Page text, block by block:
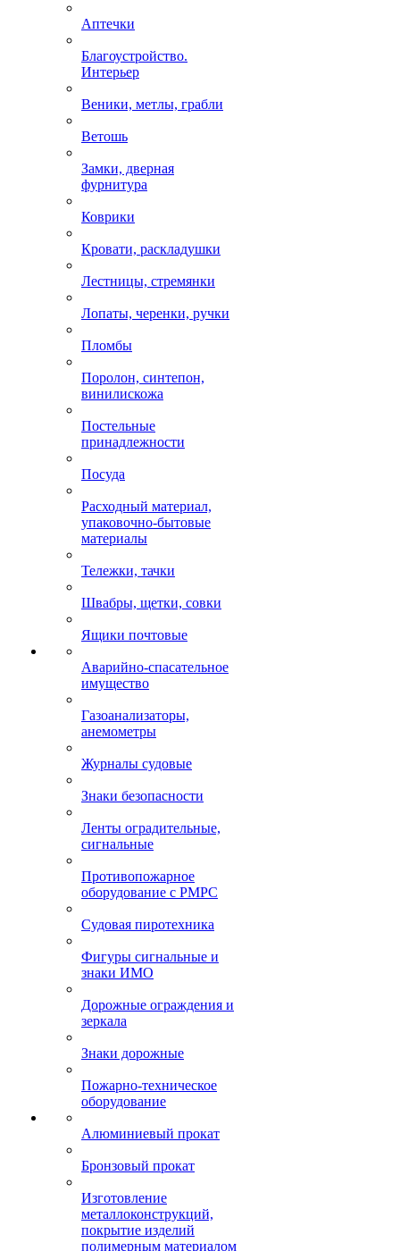
Аптечки
Благоустройство.
Интерьер
Веники, метлы, грабли
Ветошь
Замки, дверная
фурнитура
Коврики
Кровати, раскладушки
Лестницы, стремянки
Лопаты, черенки, ручки
Пломбы
Поролон, синтепон,
винилискожа
Постельные
принадлежности
Посуда
Расходный материал,
упаковочно-бытовые
материалы
Тележки, тачки
Швабры, щетки, совки
Ящики почтовые
Аварийно-спасательное
имущество
Газоанализаторы,
анемометры
Журналы судовые
Знаки безопасности
Ленты оградительные,
сигнальные
Противопожарное
оборудование с РМРС
Судовая пиротехника
Фигуры сигнальные и
знаки ИМО
Дорожные ограждения и
зеркала
Знаки дорожные
Пожарно-техническое
оборудование
Алюминиевый прокат
Бронзовый прокат
Изготовление
металлоконструкций,
покрытие изделий
полимерным материалом